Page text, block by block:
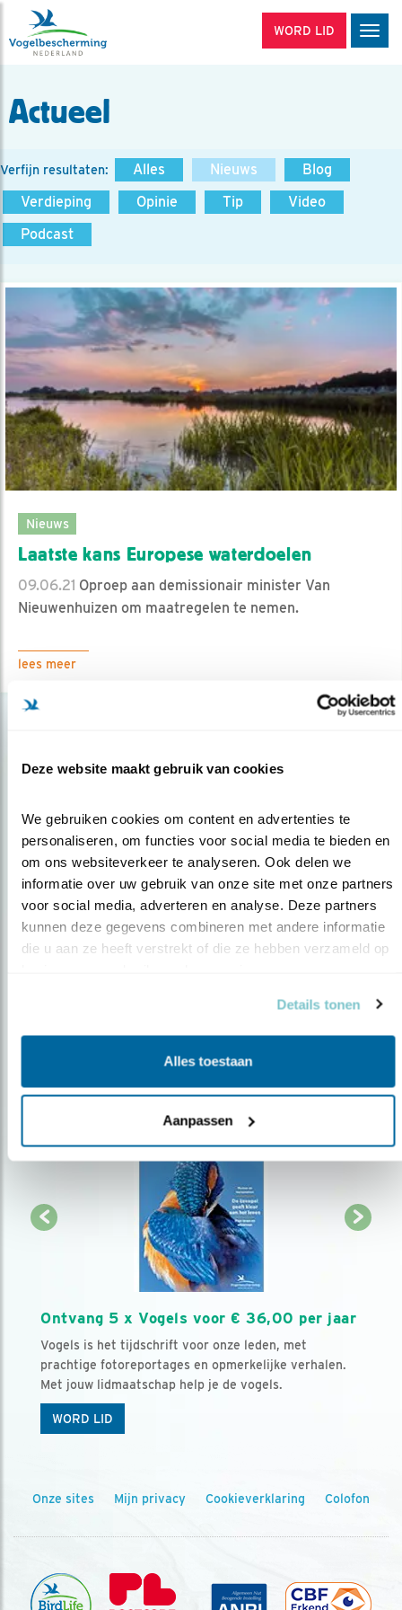
Deze website maakt gebruik van cookies
We gebruiken cookies om content en advertenties te
personaliseren, om functies voor social media te bieden en
om ons websiteverkeer te analyseren. Ook delen we
informatie over uw gebruik van onze site met onze partners
voor social media, adverteren en analyse. Deze partners
kunnen deze gegevens combineren met andere informatie
die u aan ze heeft verstrekt of die ze hebben verzameld op
Details tonen
Alles toestaan
Aanpassen
WORD LID
Actueel
Verfijn resultaten: Alles Nieuws
Blog
Verdieping
Opinie Tip
Video
Podcast
Nieuws
Laatste kans Europese waterdoelen
09.06.21 Oproep aan demissionair minister Van
Nieuwenhuizen om maatregelen te nemen.
lees meer
Op de hoogte blijven?
over vogels en activiteiten van Vogelbescherming.
AANMELDEN VOGELNIEUWS
Ontvang 5 x Vogels voor € 36,00 per jaar
Vogels is het tijdschrift voor onze leden, met
prachtige fotoreportages en opmerkelijke verhalen.
Met jouw lidmaatschap help je de vogels.
WORD LID
Onze sites Mijn privacy Cookieverklaring Colofon